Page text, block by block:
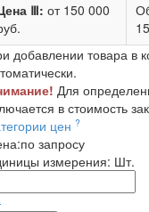
Ⅲ: от 150 000
добавлении товара в
Для
в стоимость
цен ?
по запросу
измерения: Шт.